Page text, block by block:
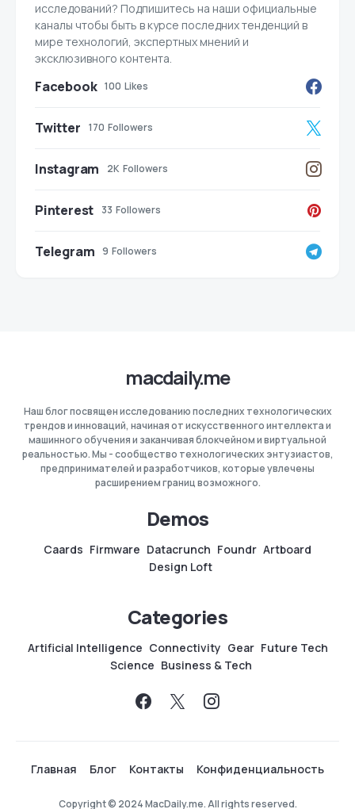
исследований? Подпишитесь на наши официальные
каналы чтобы быть в курсе последних тенденций в
мире технологий, экспертных мнений и
эксклюзивного контента.
Facebook 100 Likes
Twitter 170 Followers
Instagram 2K Followers
Pinterest 33 Followers
Telegram 9 Followers
macdaily.me
Наш блог посвящен исследованию последних технологических
трендов и инноваций, начиная от искусственного интеллекта и
машинного обучения и заканчивая блокчейном и виртуальной
реальностью. Мы - сообщество технологических энтузиастов,
предпринимателей и разработчиков, которые увлечены
расширением границ возможного.
Demos
Caards Firmware Datacrunch Foundr Artboard
Design Loft
Categories
Artificial Intelligence Connectivity Gear Future Tech
Science Business & Tech
Главная Блог Контакты Конфиденциальность
Copyright © 2024 MacDaily.me. All rights reserved.